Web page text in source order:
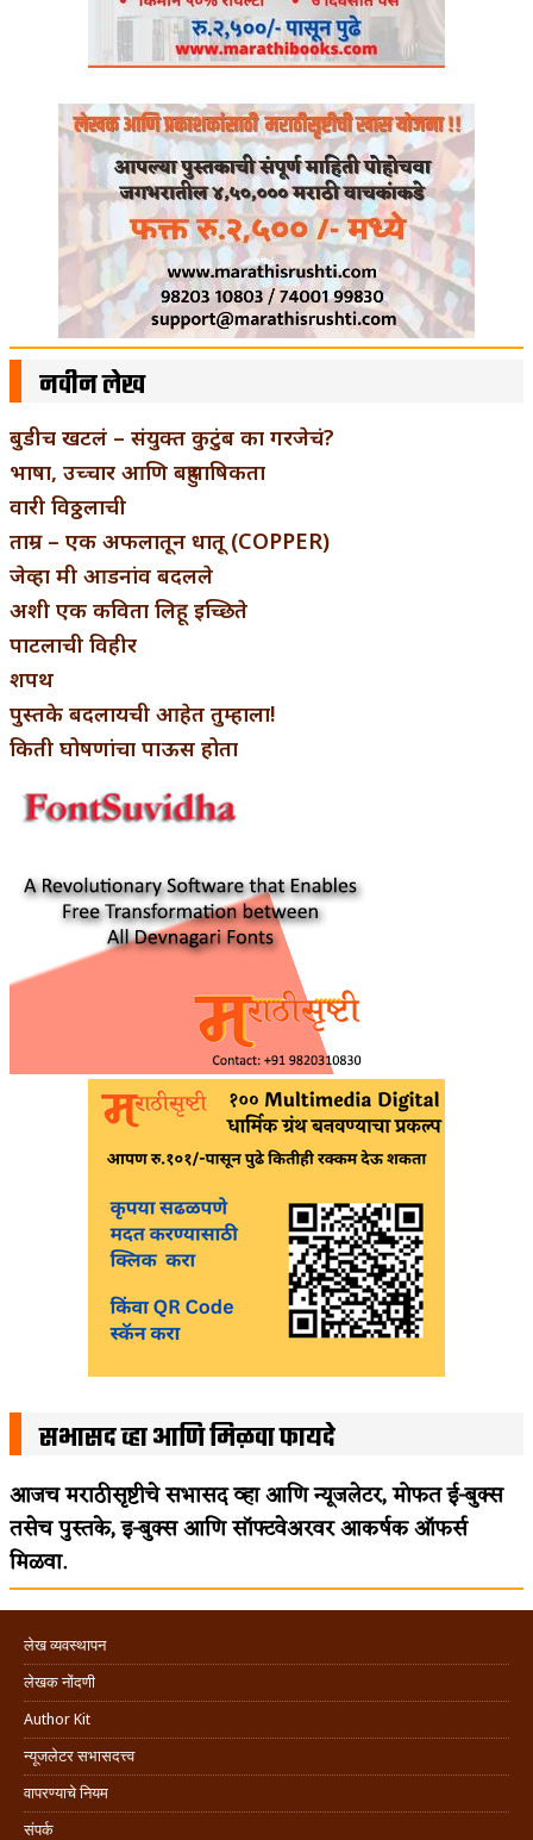
नवीन लेख
बुडीच खटलं – संयुक्त कुटुंब का गरजेचं?
भाषा, उच्चार आणि बहुभाषिकता
वारी विठ्ठलाची
ताम्र – एक अफलातून धातू (COPPER)
जेव्हा मी आडनांव बदलले
अशी एक कविता लिहू इच्छिते
पाटलाची विहीर
शपथ
पुस्तके बदलायची आहेत तुम्हाला!
किती घोषणांचा पाऊस होता
सभासद व्हा आणि मिळवा फायदे
आजच मराठीसृष्टीचे सभासद व्हा आणि न्यूजलेटर, मोफत ई-बुक्स
तसेच पुस्तके, इ-बुक्स आणि सॉफ्टवेअरवर आकर्षक ऑफर्स
मिळवा.
लेख व्यवस्थापन
लेखक नोंदणी
Author Kit
न्यूजलेटर सभासदत्त्व
वापरण्याचे नियम
संपर्क